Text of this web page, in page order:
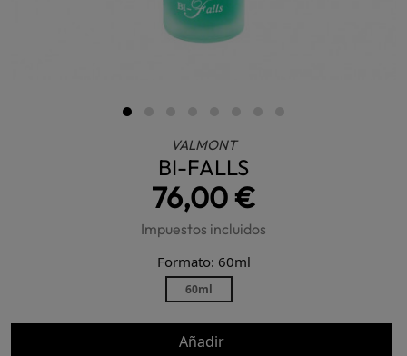
VALMONT
BI-FALLS
76,00 €
Impuestos incluidos
Formato: 60ml
60ml
Añadir